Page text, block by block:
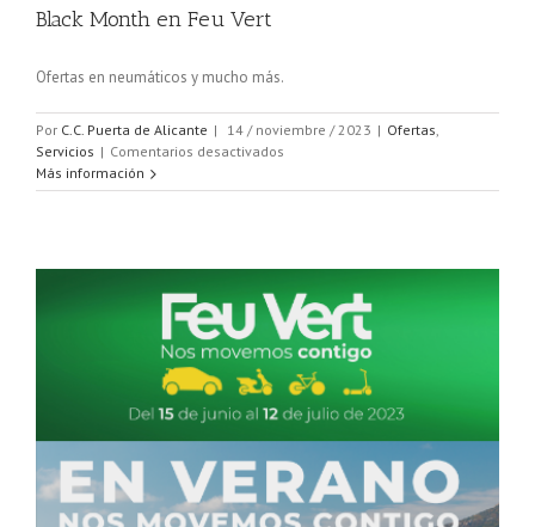
Black Month en Feu Vert
Ofertas en neumáticos y mucho más.
Por C.C. Puerta de Alicante | 14 / noviembre / 2023 | Ofertas
Servicios | Comentarios desactivados
Month
Más información